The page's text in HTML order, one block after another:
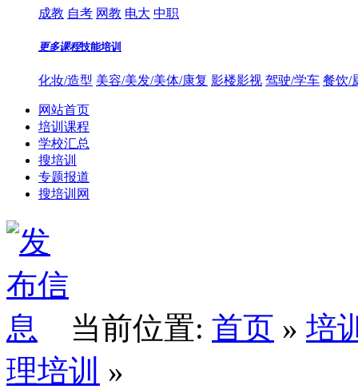
成教 自考 网教 电大 中职
更多课程技能培训
化妆/造型 美容/美发/美体/康复 影楼影视 驾驶/学车 餐饮/
网站首页
培训课程
学校汇总
搜培训
专题报道
搜培训网
当前位置: 首页 » 培
理培训 »